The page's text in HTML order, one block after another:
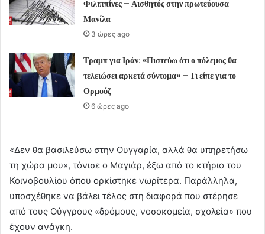
Φιλιππίνες – Αισθητός στην πρωτεύουσα
Μανίλα
3 ώρες ago
Τραμπ για Ιράν: «Πιστεύω ότι ο πόλεμος θα
τελειώσει αρκετά σύντομα» – Τι είπε για το
Ορμούζ
6 ώρες ago
«Δεν θα βασιλεύσω στην Ουγγαρία, αλλά θα υπηρετήσω
τη χώρα μου», τόνισε ο Μαγιάρ, έξω από το κτήριο του
Κοινοβουλίου όπου ορκίστηκε νωρίτερα. Παράλληλα,
υποσχέθηκε να βάλει τέλος στη διαφορά που στέρησε
από τους Ούγγρους «δρόμους, νοσοκομεία, σχολεία» που
έχουν ανάγκη.